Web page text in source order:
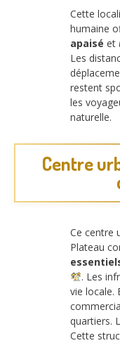
Cette
humaine
apaisé et
Les
restent
les
naturelle.
Centre
Ce centre
Plateau
. Les
vie locale.
quartiers.
Cette